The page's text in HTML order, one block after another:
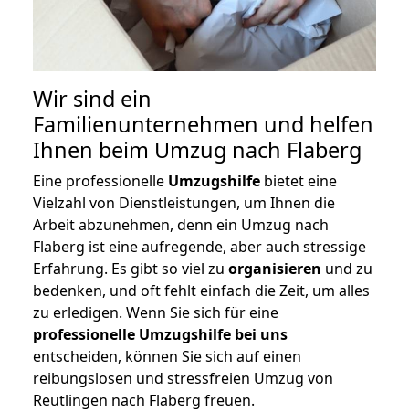
Wir sind ein
Familienunternehmen und helfen
Ihnen beim Umzug nach Flaberg
Eine professionelle Umzugshilfe bietet eine
Vielzahl von Dienstleistungen, um Ihnen die
Arbeit abzunehmen, denn ein Umzug nach
Flaberg ist eine aufregende, aber auch stressige
Erfahrung. Es gibt so viel zu organisieren und zu
bedenken, und oft fehlt einfach die Zeit, um alles
zu erledigen. Wenn Sie sich für eine
professionelle Umzugshilfe bei uns
entscheiden, können Sie sich auf einen
reibungslosen und stressfreien Umzug von
Reutlingen nach Flaberg freuen.